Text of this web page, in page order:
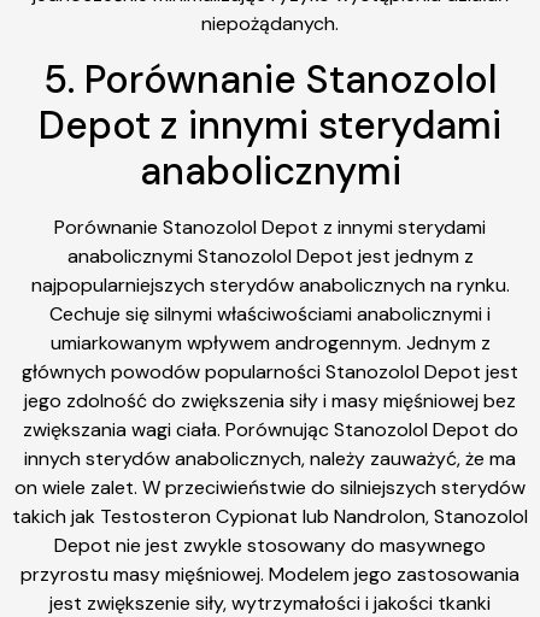
niepożądanych.
5. Porównanie Stanozolol
Depot z innymi sterydami
anabolicznymi
Porównanie Stanozolol Depot z innymi sterydami
anabolicznymi Stanozolol Depot jest jednym z
najpopularniejszych sterydów anabolicznych na rynku.
Cechuje się silnymi właściwościami anabolicznymi i
umiarkowanym wpływem androgennym. Jednym z
głównych powodów popularności Stanozolol Depot jest
jego zdolność do zwiększenia siły i masy mięśniowej bez
zwiększania wagi ciała. Porównując Stanozolol Depot do
innych sterydów anabolicznych, należy zauważyć, że ma
on wiele zalet. W przeciwieństwie do silniejszych sterydów
takich jak Testosteron Cypionat lub Nandrolon, Stanozolol
Depot nie jest zwykle stosowany do masywnego
przyrostu masy mięśniowej. Modelem jego zastosowania
jest zwiększenie siły, wytrzymałości i jakości tkanki